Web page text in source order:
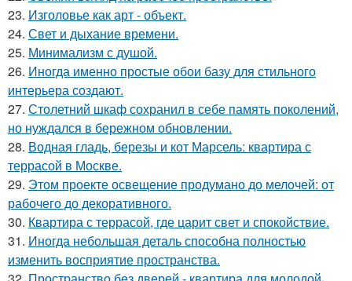
23. Изголовье как арт - объект.
24. Свет и дыхание времени.
25. Минимализм с душой.
26. Иногда именно простые обои базу для стильного
интерьера создают.
27. Столетний шкаф сохранил в себе память поколений,
но нуждался в бережном обновлении.
28. Водная гладь, березы и кот Марсель: квартира с
террасой в Москве.
29. Этом проекте освещение продумано до мелочей: от
рабочего до декоративного.
30. Квартира с террасой, где царит свет и спокойствие.
31. Иногда небольшая деталь способна полностью
изменить восприятие пространства.